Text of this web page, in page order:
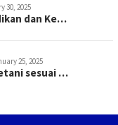
30, 2025
dan Ke…
25, 2025
sesuai …